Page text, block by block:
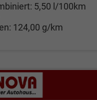
5,50 l/100km
124,00 g/km